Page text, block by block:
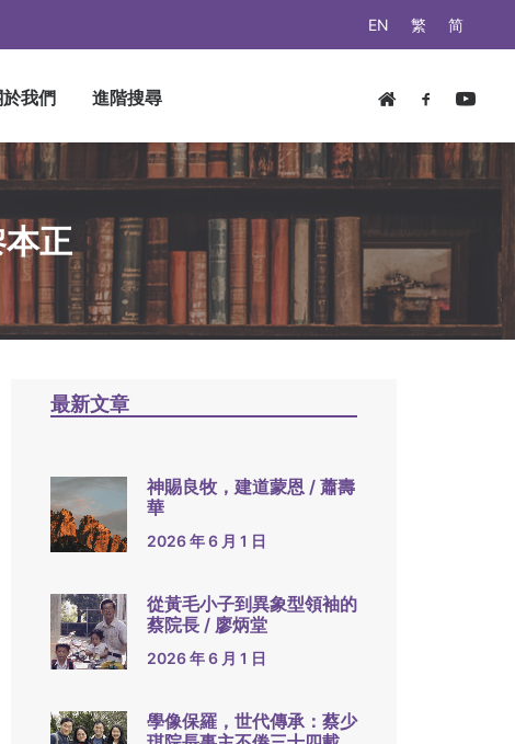
EN 繁 简
我們 進階搜尋
正
最新文章
神賜良牧，建道蒙恩 / 蕭壽
華
2026 年 6 月 1 日
從黃毛小子到異象型領袖的
蔡院長 / 廖炳堂
2026 年 6 月 1 日
學像保羅，世代傳承：蔡少